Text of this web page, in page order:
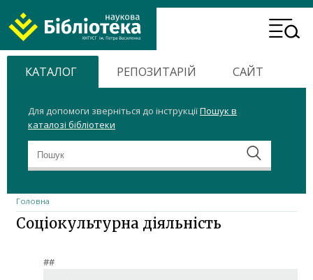
ХНТУСГ
Home
Header
Menu
КАТАЛОГ
Для допомоги зверніться до інструкціїПошук в
каталозі бібліотеки
РЕПОЗИТАРІЙ САЙТ
Головна
Соціокультурна діяльність
##